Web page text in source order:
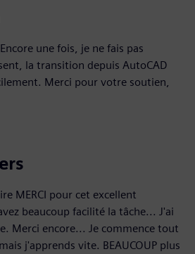
une fois, je ne fais pas
la transition depuis AutoCAD
Merci pour votre soutien,
MERCI pour cet excellent
beaucoup facilité la tâche... J'ai
Merci encore... Je commence tout
j'apprends vite. BEAUCOUP plus